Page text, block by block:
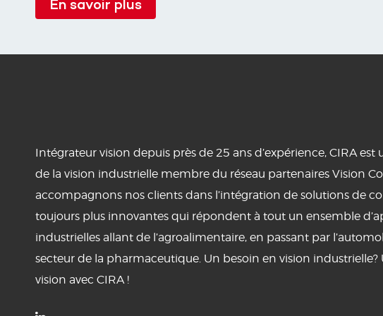
En savoir plus
Intégrateur vision depuis près de 25 ans d’expérience, CIRA est
de la vision industrielle membre du réseau partenaires Vision
accompagnons nos clients dans l’intégration de solutions de
toujours plus innovantes qui répondent à tout un ensemble
industrielles allant de l’agroalimentaire, en passant par
secteur de la pharmaceutique. Un besoin en vision industrielle?
vision avec CIRA !